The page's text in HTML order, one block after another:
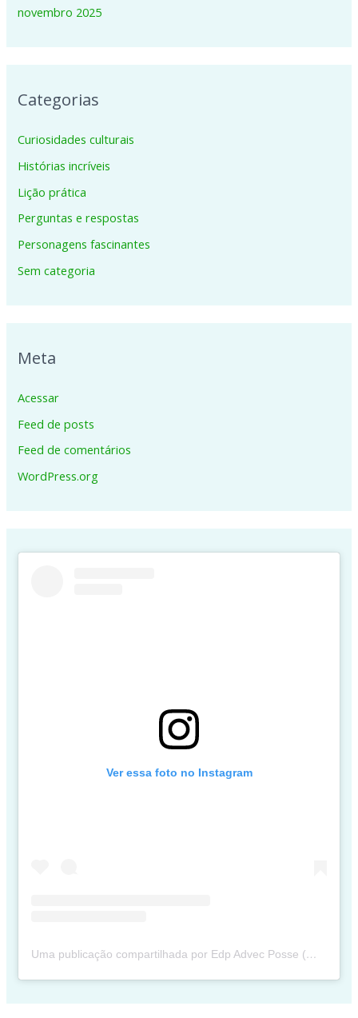
novembro 2025
Categorias
Curiosidades culturais
Histórias incríveis
Lição prática
Perguntas e respostas
Personagens fascinantes
Sem categoria
Meta
Acessar
Feed de posts
Feed de comentários
WordPress.org
Ver essa foto no Instagram
Uma publicação compartilhada por Edp Advec Posse (@edpadvecposse)